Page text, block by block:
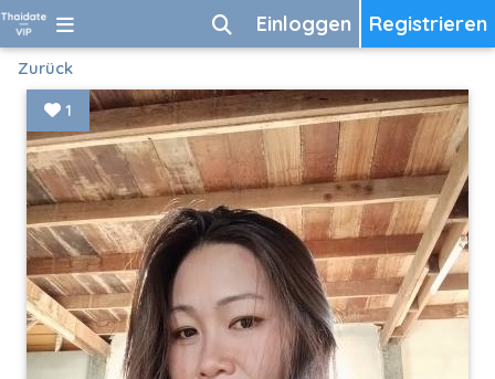
Registrieren
Einloggen
Zurück
1